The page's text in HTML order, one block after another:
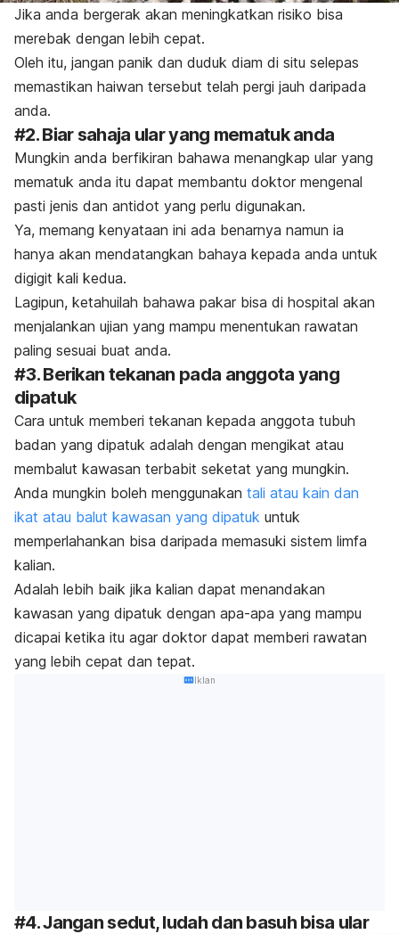
Jika anda bergerak akan meningkatkan risiko bisa
merebak dengan lebih cepat.
Oleh itu, jangan panik dan duduk diam di situ selepas
memastikan haiwan tersebut telah pergi jauh daripada
anda.
#2. Biar sahaja ular yang mematuk anda
Mungkin anda berfikiran bahawa menangkap ular yang
mematuk anda itu dapat membantu doktor mengenal
pasti jenis dan antidot yang perlu digunakan.
Ya, memang kenyataan ini ada benarnya namun ia
hanya akan mendatangkan bahaya kepada anda untuk
digigit kali kedua.
Lagipun, ketahuilah bahawa pakar bisa di hospital akan
menjalankan ujian yang mampu menentukan rawatan
paling sesuai buat anda.
#3. Berikan tekanan pada anggota yang
dipatuk
Cara untuk memberi tekanan kepada anggota tubuh
badan yang dipatuk adalah dengan mengikat atau
membalut kawasan terbabit seketat yang mungkin.
Anda mungkin boleh menggunakan tali atau kain dan
ikat atau balut kawasan yang dipatuk untuk
memperlahankan bisa daripada memasuki sistem limfa
kalian.
Adalah lebih baik jika kalian dapat menandakan
kawasan yang dipatuk dengan apa-apa yang mampu
dicapai ketika itu agar doktor dapat memberi rawatan
yang lebih cepat dan tepat.
Iklan
#4. Jangan sedut, ludah dan basuh bisa ular